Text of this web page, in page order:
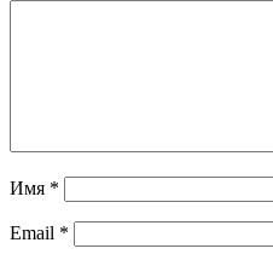
Имя *
Email *